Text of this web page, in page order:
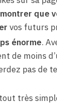
montrer que
vos futurs
énorme.
de moins
pas de
très